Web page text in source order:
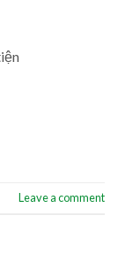
Leave a comment